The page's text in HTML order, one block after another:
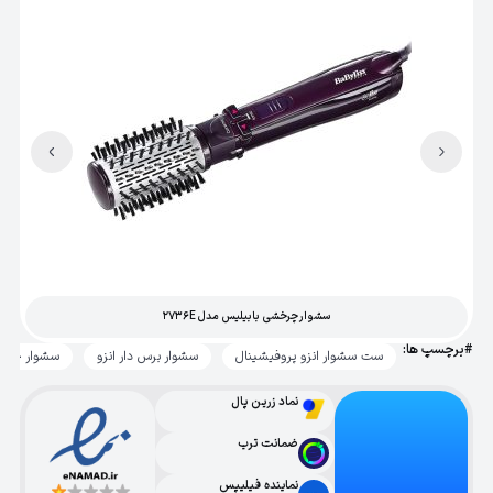
سشوار چرخشی بابیلیس مدل 2736E
#برچسپ ها: ست سشوار انزو پروفیشینال سشوار برس دار انزو سشوار
نماد زرین پال
ضمانت ترب
نماینده فیلیپس